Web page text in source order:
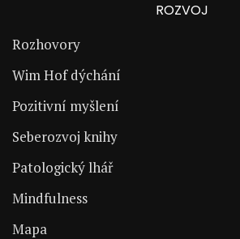
ROZVOJ
Rozhovory
Wim Hof dýchání
Pozitivní myšlení
Seberozvoj knihy
Patologický lhář
Mindfulness
Mapa